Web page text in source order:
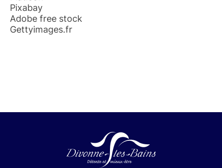
Pixabay
Adobe free stock
Gettyimages.fr